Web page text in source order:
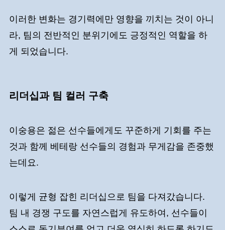
이러한 변화는 경기력에만 영향을 끼치는 것이 아니
라, 팀의 전반적인 분위기에도 긍정적인 역할을 하
게 되었습니다.
리더십과 팀 컬러 구축
이숭용은 젊은 선수들에게도 꾸준하게 기회를 주는
것과 함께 베테랑 선수들의 경험과 무게감을 존중했
는데요.
이렇게 균형 잡힌 리더십으로 팀을 다져갔습니다.
팀 내 경쟁 구도를 자연스럽게 유도하여, 선수들이